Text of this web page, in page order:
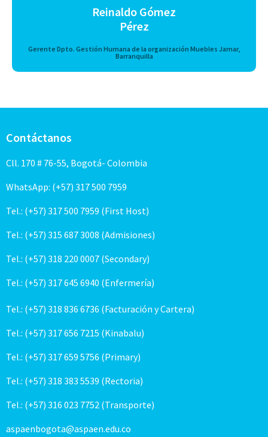
Reinaldo Gómez
Pérez
Gerente Dpto. Gestión Humana de la organización Muebles Jamar,
Barranquilla
Contáctanos
Cll. 170 # 76-55, Bogotá- Colombia
WhatsApp: (+57) 317 500 7959
Tel.: (+57) 317 500 7959 (First Host)
Tel.: (+57) 315 687 3008 (Admisiones)
Tel.: (+57) 318 220 0007 (Secondary)
Tel.: (+57) 317 645 6940 (Enfermería)
Tel.: (+57) 318 836 6736 (Facturación y Cartera)
Tel.: (+57) 317 656 7215 (Kinabalu)
Tel.: (+57) 317 659 5756 (Primary)
Tel.: (+57) 318 383 5539 (Rectoria)
Tel.: (+57) 316 023 7752 (Transporte)
aspaenbogota@aspaen.edu.co